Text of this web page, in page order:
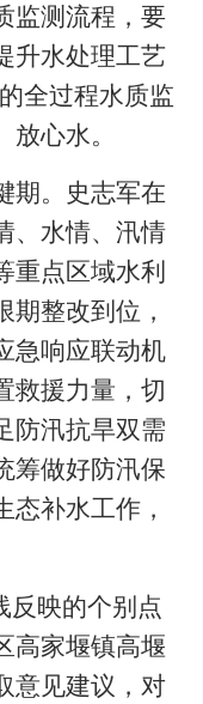
监测流程，要
升水处理工艺
全过程水质监
心水。
期。史志军在
、水情、汛情
重点区域水利
期整改到位，
急响应联动机
救援力量，切
防汛抗旱双需
筹做好防汛保
态补水工作，
反映的个别点
高家堰镇高堰
意见建议，对